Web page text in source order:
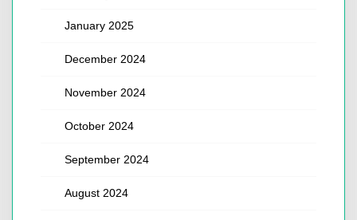
January 2025
December 2024
November 2024
October 2024
September 2024
August 2024